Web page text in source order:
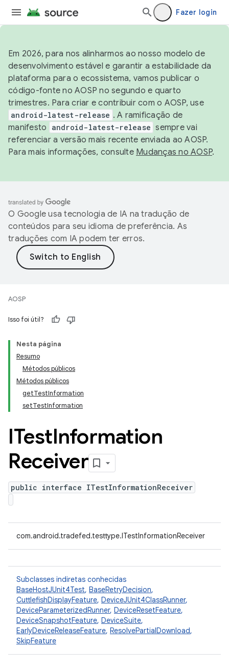
Fazer login
Em 2026, para nos alinharmos ao nosso modelo de
desenvolvimento estável e garantir a estabilidade da
plataforma para o ecossistema, vamos publicar o
código-fonte no AOSP no segundo e quarto
trimestres. Para criar e contribuir com o AOSP, use
android-latest-release . A ramificação de
manifesto
android-latest-release sempre vai
referenciar a versão mais recente enviada ao AOSP.
Para mais informações, consulte Mudanças no AOSP.
O Google usa tecnologia de IA na tradução de
conteúdos para seu idioma de preferência. As
traduções com IA podem ter erros.
AOSP
Isso foi útil?
Nesta página
Resumo
Métodos públicos
Métodos públicos
getTestInformation
setTestInformation
ITestInformation
Receiver
public interface ITestInformationReceiver
com.android.tradefed.testtype.ITestInformationReceiver
Subclasses indiretas conhecidas
BaseHostJUnit4Test, BaseRetryDecision,
CuttlefishDisplayFeature, DeviceJUnit4ClassRunner,
DeviceParameterizedRunner, DeviceResetFeature,
DeviceSnapshotFeature, DeviceSuite,
EarlyDeviceReleaseFeature, ResolvePartialDownload,
SkipFeature